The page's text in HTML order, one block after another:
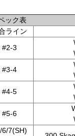
ック表
ライン
#2-3
#3-4
#4-5
#5-6
6/7(SH)